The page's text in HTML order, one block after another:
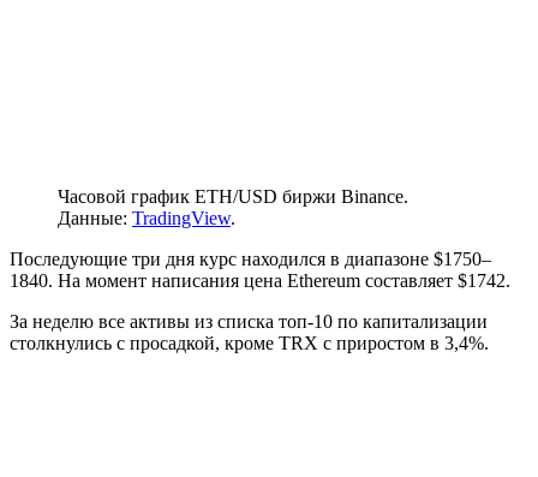
Часовой график ETH/USD биржи Binance.
Данные: TradingView.
Последующие три дня курс находился в диапазоне $1750–
1840. На момент написания цена Ethereum составляет $1742.
За неделю все активы из списка топ-10 по капитализации
столкнулись с просадкой, кроме TRX с приростом в 3,4%.